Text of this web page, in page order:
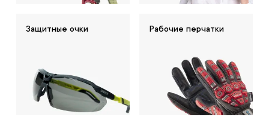
Защитные очки Рабочие перчатки